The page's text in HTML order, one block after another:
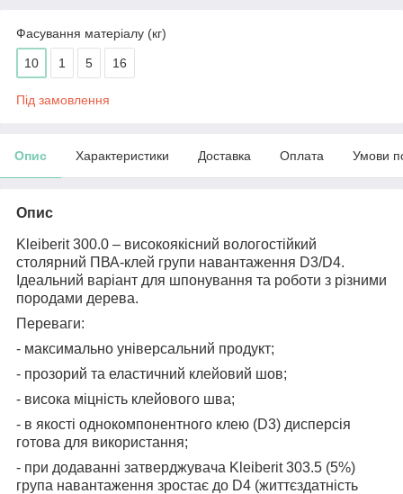
Фасування матеріалу (кг)
10 1 5 16
Під замовлення
Опис Характеристики Доставка Оплата Умови
Опис
Kleiberit 300.0 – високоякісний вологостійкий
столярний ПВА-клей групи навантаження D3/D4.
Ідеальний варіант для шпонування та роботи з різними
породами дерева.
Переваги:
- максимально універсальний продукт;
- прозорий та еластичний клейовий шов;
- висока міцність клейового шва;
- в якості однокомпонентного клею (D3) дисперсія
готова для використання;
- при додаванні затверджувача Kleiberit 303.5 (5%)
група навантаження зростає до D4 (життєздатність